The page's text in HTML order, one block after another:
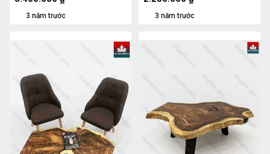
3 năm trước 3 năm trước